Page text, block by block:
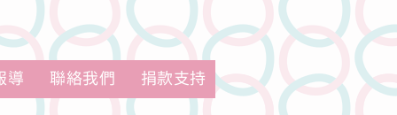
導 聯絡我們 捐款支持